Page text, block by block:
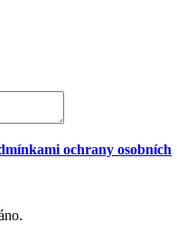
ochrany osobních